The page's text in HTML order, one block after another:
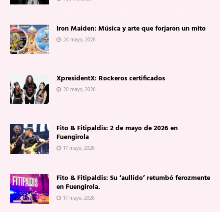
Iron Maiden: Música y arte que forjaron un mito
24 mayo, 2026
XpresidentX: Rockeros certificados
20 mayo, 2026
Fito & Fitipaldis: 2 de mayo de 2026 en
Fuengirola
17 mayo, 2026
Fito & Fitipaldis: Su ‘aullido’ retumbó ferozmente
en Fuengirola.
17 mayo, 2026